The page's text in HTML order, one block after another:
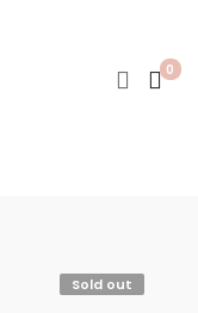
0
Sold out